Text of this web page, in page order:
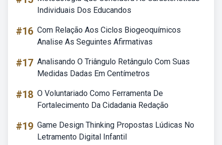
Individuais Dos Educandos
#16 Com Relação Aos Ciclos Biogeoquímicos
Analise As Seguintes Afirmativas
#17 Analisando O Triângulo Retângulo Com Suas
Medidas Dadas Em Centímetros
#18 O Voluntariado Como Ferramenta De
Fortalecimento Da Cidadania Redação
#19 Game Design Thinking Propostas Lúdicas No
Letramento Digital Infantil